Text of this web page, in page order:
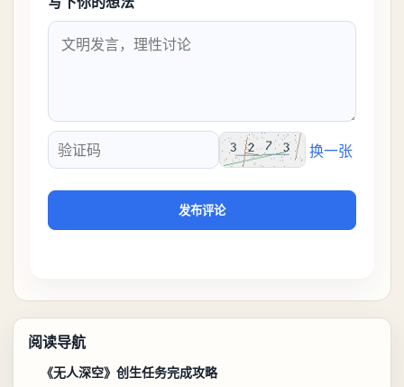
验证码
换一张
发布评论
阅读导航
《无人深空》创生任务完成攻略